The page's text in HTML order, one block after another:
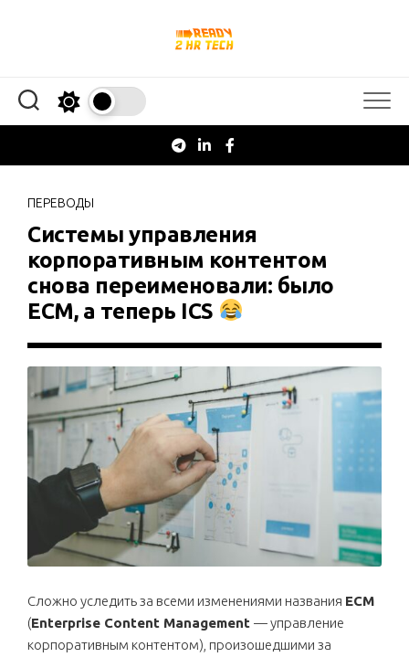
ПЕРЕВОДЫ
Системы управления
корпоративным контентом
снова переименовали: было
ECM, а теперь ICS
Сложно уследить за всеми изменениями названия ECM
(Enterprise Content Management — управление
корпоративным контентом), произошедшими за